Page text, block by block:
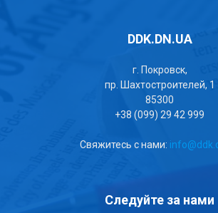
DDK.DN.UA
г. Покровск,
пр. Шахтостроителей, 1
85300
+38 (099) 29 42 999
Свяжитесь с нами:
Следуйте за нами